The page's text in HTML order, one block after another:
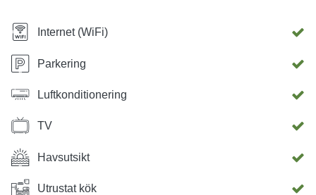
Internet (WiFi)
Parkering
Luftkonditionering
TV
Havsutsikt
Utrustat kök